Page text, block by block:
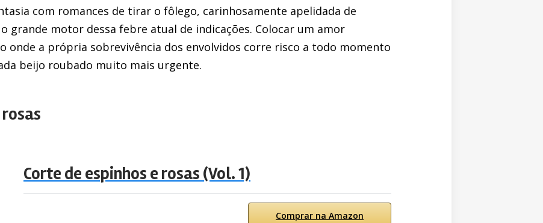
com romances de tirar o fôlego, carinhosamente apelidada de
grande motor dessa febre atual de indicações. Colocar um amor
onde a própria sobrevivência dos envolvidos corre risco a todo momento
beijo roubado muito mais urgente.
Corte de espinhos e rosas (Vol. 1)
Comprar na Amazon